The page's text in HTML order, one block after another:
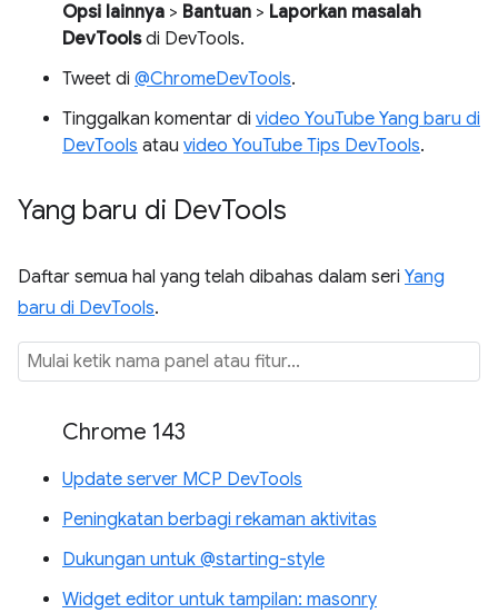
Opsi lainnya > Bantuan > Laporkan masalah
DevToolsdi DevTools.
Tweet di @ChromeDevTools.
Tinggalkan komentar di video YouTube Yang baru di
DevTools atau video YouTube Tips DevTools.
Yang baru di DevTools
Daftar semua hal yang telah dibahas dalam seri Yang
baru di DevTools.
Chrome 143
Update server MCP DevTools
Peningkatan berbagi rekaman aktivitas
Dukungan untuk @starting-style
Widget editor untuk tampilan: masonry